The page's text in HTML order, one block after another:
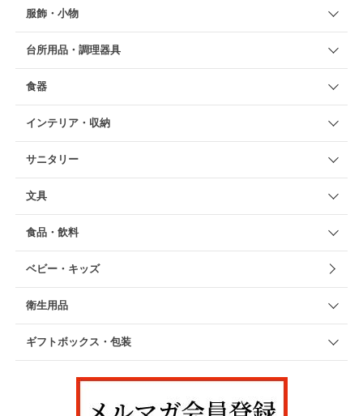
服飾・小物
台所用品・調理器具
食器
インテリア・収納
サニタリー
文具
食品・飲料
ベビー・キッズ
衛生用品
ギフトボックス・包装